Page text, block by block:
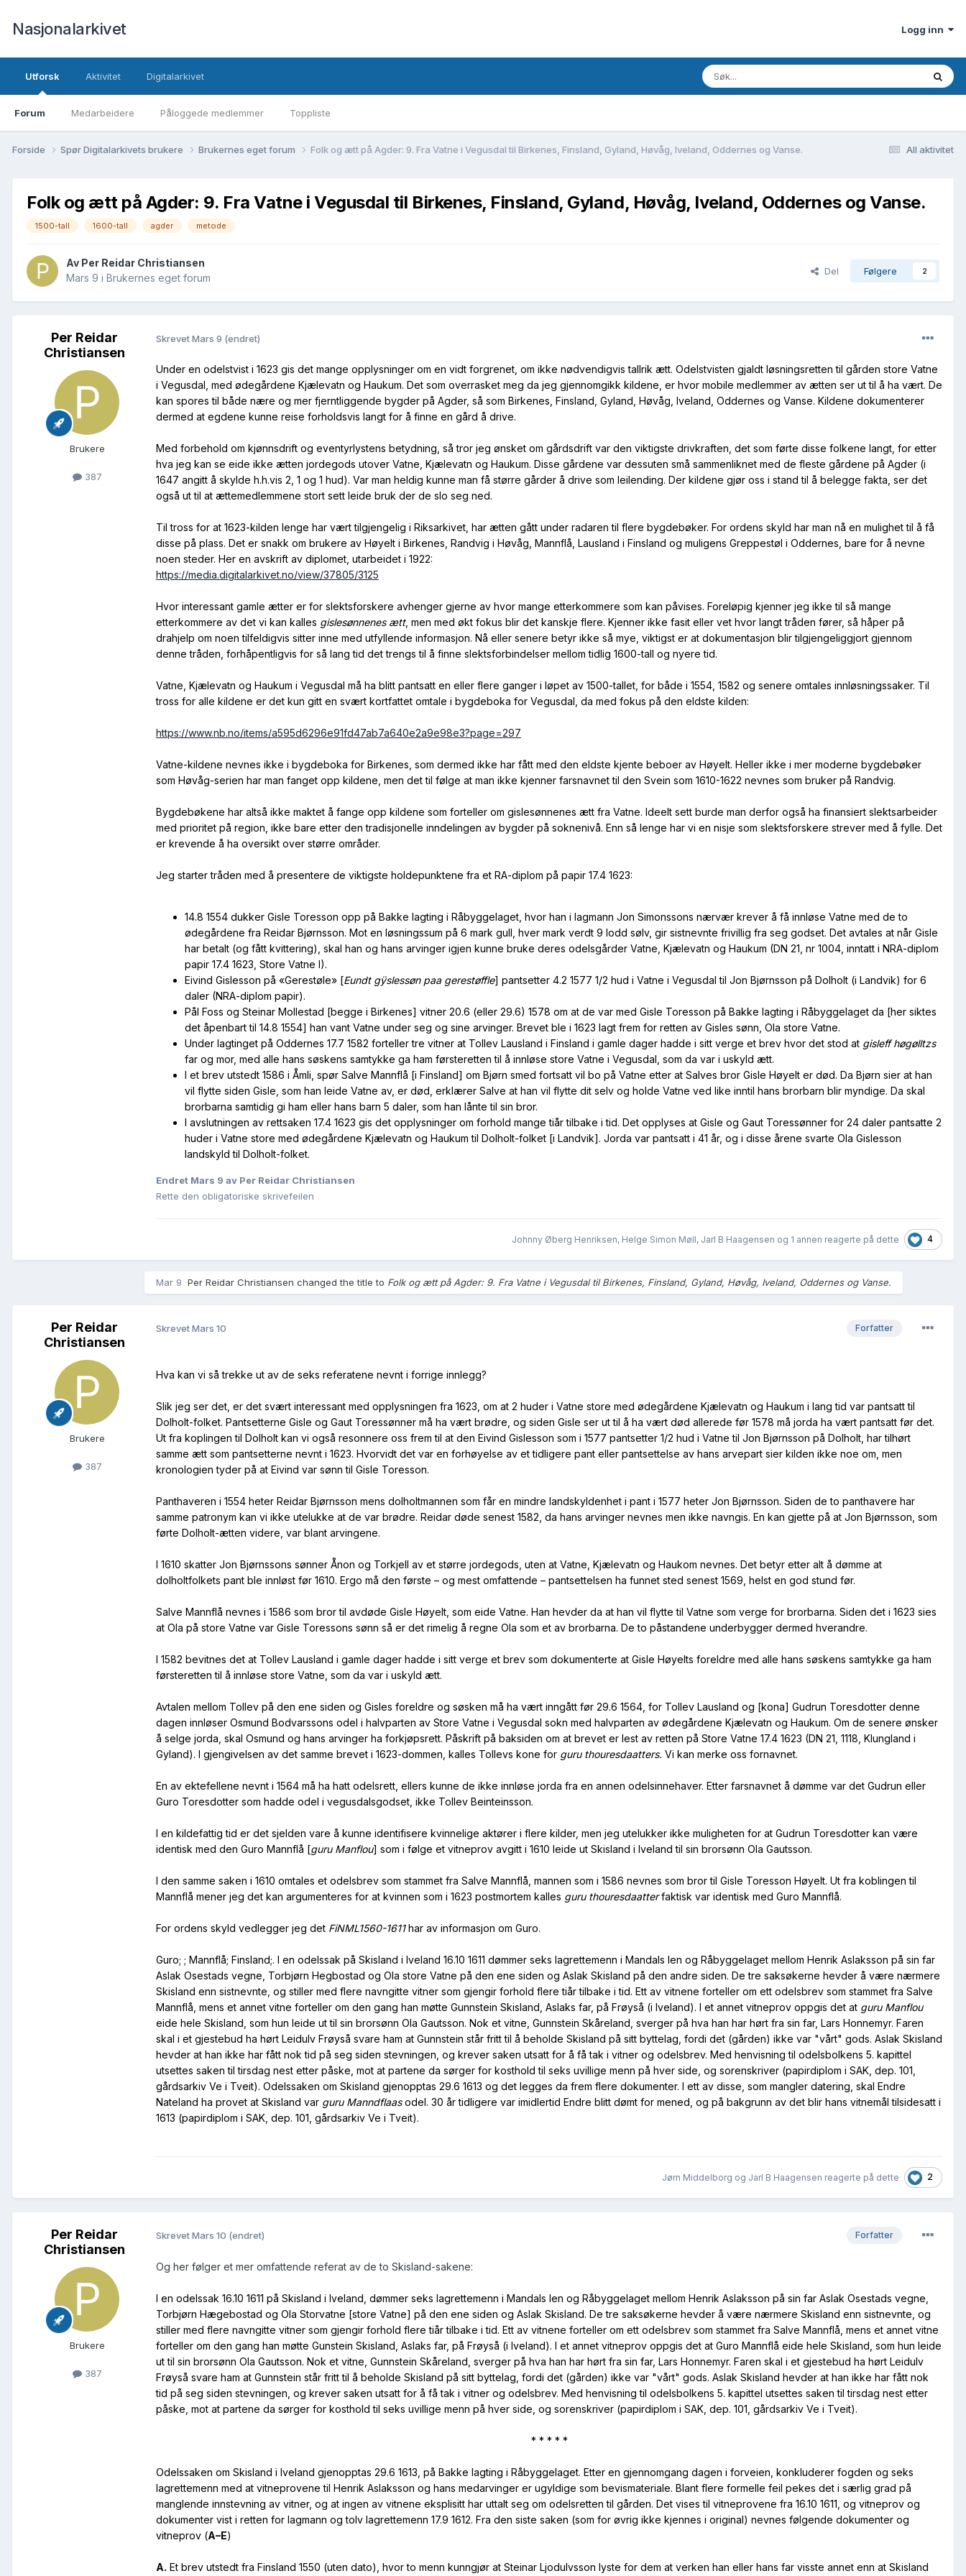
Nasjonalarkivet Logg inn
Utforsk
Forum Medarbeidere Påloggede medlemmer Toppliste
Aktivitet Digitalarkivet
All aktivitet
Forside Spør Digitalarkivets brukere Brukernes eget forum Folk og ætt på Agder: 9. Fra Vatne i Vegusdal til Birkenes, Finsland, Gyland, Høvåg, Iveland, Oddernes og Vanse.
Folk og ætt på Agder: 9. Fra Vatne i Vegusdal til Birkenes, Finsland, Gyland, Høvåg, Iveland, Oddernes og Vanse.
1500-tall 1600-tall agder metode
Av Per Reidar Christiansen
Mars 9 i Brukernes eget forum
Del Følgere 2
Per Reidar
Christiansen
Brukere
387
SkrevetMars 9 (endret)
Under en odelstvist i 1623 gis det mange opplysninger om en vidt forgrenet, om ikke nødvendigvis tallrik ætt. Odelstvisten gjaldt løsningsretten til gården store Vatne
i Vegusdal, med ødegårdene Kjælevatn og Haukum. Det som overrasket meg da jeg gjennomgikk kildene, er hvor mobile medlemmer av ætten ser ut til å ha vært. De
kan spores til både nære og mer fjerntliggende bygder på Agder, så som Birkenes, Finsland, Gyland, Høvåg, Iveland, Oddernes og Vanse. Kildene dokumenterer
dermed at egdene kunne reise forholdsvis langt for å finne en gård å drive.
Med forbehold om kjønnsdrift og eventyrlystens betydning, så tror jeg ønsket om gårdsdrift var den viktigste drivkraften, det som førte disse folkene langt, for etter
hva jeg kan se eide ikke ætten jordegods utover Vatne, Kjælevatn og Haukum. Disse gårdene var dessuten små sammenliknet med de fleste gårdene på Agder (i
1647 angitt å skylde h.h.vis 2, 1 og 1 hud). Var man heldig kunne man få større gårder å drive som leilending. Der kildene gjør oss i stand til å belegge fakta, ser det
også ut til at ættemedlemmene stort sett leide bruk der de slo seg ned.
Til tross for at 1623-kilden lenge har vært tilgjengelig i Riksarkivet, har ætten gått under radaren til flere bygdebøker. For ordens skyld har man nå en mulighet til å få
disse på plass. Det er snakk om brukere av Høyelt i Birkenes, Randvig i Høvåg, Mannflå, Lausland i Finsland og muligens Greppestøl i Oddernes, bare for å nevne
noen steder. Her en avskrift av diplomet, utarbeidet i 1922:
https://media.digitalarkivet.no/view/37805/3125
Hvor interessant gamle ætter er for slektsforskere avhenger gjerne av hvor mange etterkommere som kan påvises. Foreløpig kjenner jeg ikke til så mange
etterkommere av det vi kan kalles gislesønnenes ætt, men med økt fokus blir det kanskje flere. Kjenner ikke fasit eller vet hvor langt tråden fører, så håper på
drahjelp om noen tilfeldigvis sitter inne med utfyllende informasjon. Nå eller senere betyr ikke så mye, viktigst er at dokumentasjon blir tilgjengeliggjort gjennom
denne tråden, forhåpentligvis for så lang tid det trengs til å finne slektsforbindelser mellom tidlig 1600-tall og nyere tid.
Vatne, Kjælevatn og Haukum i Vegusdal må ha blitt pantsatt en eller flere ganger i løpet av 1500-tallet, for både i 1554, 1582 og senere omtales innløsningssaker. Til
tross for alle kildene er det kun gitt en svært kortfattet omtale i bygdeboka for Vegusdal, da med fokus på den eldste kilden:
https://www.nb.no/items/a595d6296e91fd47ab7a640e2a9e98e3?page=297
Vatne-kildene nevnes ikke i bygdeboka for Birkenes, som dermed ikke har fått med den eldste kjente beboer av Høyelt. Heller ikke i mer moderne bygdebøker
som Høvåg-serien har man fanget opp kildene, men det til følge at man ikke kjenner farsnavnet til den Svein som 1610-1622 nevnes som bruker på Randvig.
Bygdebøkene har altså ikke maktet å fange opp kildene som forteller om gislesønnenes ætt fra Vatne. Ideelt sett burde man derfor også ha finansiert slektsarbeider
med prioritet på region, ikke bare etter den tradisjonelle inndelingen av bygder på soknenivå. Enn så lenge har vi en nisje som slektsforskere strever med å fylle. Det
er krevende å ha oversikt over større områder.
Jeg starter tråden med å presentere de viktigste holdepunktene fra et RA-diplom på papir 17.4 1623:
14.8 1554 dukker Gisle Toresson opp på Bakke lagting i Råbyggelaget, hvor han i lagmann Jon Simonssons nærvær krever å få innløse Vatne med de to
ødegårdene fra Reidar Bjørnsson. Mot en løsningssum på 6 mark gull, hver mark verdt 9 lodd sølv, gir sistnevnte frivillig fra seg godset. Det avtales at når Gisle
har betalt (og fått kvittering), skal han og hans arvinger igjen kunne bruke deres odelsgårder Vatne, Kjælevatn og Haukum (DN 21, nr 1004, inntatt i NRA-diplom
papir 17.4 1623, Store Vatne I).
Eivind Gislesson på «Gerestøle» [Eundt gÿslessøn paa gerestøffle] pantsetter 4.2 1577 1/2 hud i Vatne i Vegusdal til Jon Bjørnsson på Dolholt (i Landvik) for 6
daler (NRA-diplom papir).
Pål Foss og Steinar Mollestad [begge i Birkenes] vitner 20.6 (eller 29.6) 1578 om at de var med Gisle Toresson på Bakke lagting i Råbyggelaget da [her siktes
det åpenbart til 14.8 1554] han vant Vatne under seg og sine arvinger. Brevet ble i 1623 lagt frem for retten av Gisles sønn, Ola store Vatne.
Under lagtinget på Oddernes 17.7 1582 forteller tre vitner at Tollev Lausland i Finsland i gamle dager hadde i sitt verge et brev hvor det stod at gisleff høgølltzs
far og mor, med alle hans søskens samtykke ga ham førsteretten til å innløse store Vatne i Vegusdal, som da var i uskyld ætt.
I et brev utstedt 1586 i Åmli, spør Salve Mannflå [i Finsland] om Bjørn smed fortsatt vil bo på Vatne etter at Salves bror Gisle Høyelt er død. Da Bjørn sier at han
vil flytte siden Gisle, som han leide Vatne av, er død, erklærer Salve at han vil flytte dit selv og holde Vatne ved like inntil hans brorbarn blir myndige. Da skal
brorbarna samtidig gi ham eller hans barn 5 daler, som han lånte til sin bror.
I avslutningen av rettsaken 17.4 1623 gis det opplysninger om forhold mange tiår tilbake i tid. Det opplyses at Gisle og Gaut Toressønner for 24 daler pantsatte 2
huder i Vatne store med ødegårdene Kjælevatn og Haukum til Dolholt-folket [i Landvik]. Jorda var pantsatt i 41 år, og i disse årene svarte Ola Gislesson
landskyld til Dolholt-folket.
Endret Mars 9 av Per Reidar Christiansen
Rette den obligatoriske skrivefeilen
Johnny Øberg Henriksen, Helge Simon Møll, Jarl B Haagensen og 1 annen reagerte på dette 4
Mar 9 Per Reidar Christiansen changed the title to Folk og ætt på Agder: 9. Fra Vatne i Vegusdal til Birkenes, Finsland, Gyland, Høvåg, Iveland, Oddernes og Vanse.
Per Reidar
Christiansen
Brukere
387
Forfatter
SkrevetMars 10
Hva kan vi så trekke ut av de seks referatene nevnt i forrige innlegg?
Slik jeg ser det, er det svært interessant med opplysningen fra 1623, om at 2 huder i Vatne store med ødegårdene Kjælevatn og Haukum i lang tid var pantsatt til
Dolholt-folket. Pantsetterne Gisle og Gaut Toressønner må ha vært brødre, og siden Gisle ser ut til å ha vært død allerede før 1578 må jorda ha vært pantsatt før det.
Ut fra koplingen til Dolholt kan vi også resonnere oss frem til at den Eivind Gislesson som i 1577 pantsetter 1/2 hud i Vatne til Jon Bjørnsson på Dolholt, har tilhørt
samme ætt som pantsetterne nevnt i 1623. Hvorvidt det var en forhøyelse av et tidligere pant eller pantsettelse av hans arvepart sier kilden ikke noe om, men
kronologien tyder på at Eivind var sønn til Gisle Toresson.
Panthaveren i 1554 heter Reidar Bjørnsson mens dolholtmannen som får en mindre landskyldenhet i pant i 1577 heter Jon Bjørnsson. Siden de to panthavere har
samme patronym kan vi ikke utelukke at de var brødre. Reidar døde senest 1582, da hans arvinger nevnes men ikke navngis. En kan gjette på at Jon Bjørnsson, som
førte Dolholt-ætten videre, var blant arvingene.
I 1610 skatter Jon Bjørnssons sønner Ånon og Torkjell av et større jordegods, uten at Vatne, Kjælevatn og Haukom nevnes. Det betyr etter alt å dømme at
dolholtfolkets pant ble innløst før 1610. Ergo må den første – og mest omfattende – pantsettelsen ha funnet sted senest 1569, helst en god stund før.
Salve Mannflå nevnes i 1586 som bror til avdøde Gisle Høyelt, som eide Vatne. Han hevder da at han vil flytte til Vatne som verge for brorbarna. Siden det i 1623 sies
at Ola på store Vatne var Gisle Toressons sønn så er det rimelig å regne Ola som et av brorbarna. De to påstandene underbygger dermed hverandre.
I 1582 bevitnes det at Tollev Lausland i gamle dager hadde i sitt verge et brev som dokumenterte at Gisle Høyelts foreldre med alle hans søskens samtykke ga ham
førsteretten til å innløse store Vatne, som da var i uskyld ætt.
Avtalen mellom Tollev på den ene siden og Gisles foreldre og søsken må ha vært inngått før 29.6 1564, for Tollev Lausland og [kona] Gudrun Toresdotter denne
dagen innløser Osmund Bodvarssons odel i halvparten av Store Vatne i Vegusdal sokn med halvparten av ødegårdene Kjælevatn og Haukum. Om de senere ønsker
å selge jorda, skal Osmund og hans arvinger ha forkjøpsrett. Påskrift på baksiden om at brevet er lest av retten på Store Vatne 17.4 1623 (DN 21, 1118, Klungland i
Gyland). I gjengivelsen av det samme brevet i 1623-dommen, kalles Tollevs kone for guru thouresdaatters. Vi kan merke oss fornavnet.
En av ektefellene nevnt i 1564 må ha hatt odelsrett, ellers kunne de ikke innløse jorda fra en annen odelsinnehaver. Etter farsnavnet å dømme var det Gudrun eller
Guro Toresdotter som hadde odel i vegusdalsgodset, ikke Tollev Beinteinsson.
I en kildefattig tid er det sjelden vare å kunne identifisere kvinnelige aktører i flere kilder, men jeg utelukker ikke muligheten for at Gudrun Toresdotter kan være
identisk med den Guro Mannflå [guru Manflou] som i følge et vitneprov avgitt i 1610 leide ut Skisland i Iveland til sin brorsønn Ola Gautsson.
I den samme saken i 1610 omtales et odelsbrev som stammet fra Salve Mannflå, mannen som i 1586 nevnes som bror til Gisle Toresson Høyelt. Ut fra koblingen til
Mannflå mener jeg det kan argumenteres for at kvinnen som i 1623 postmortem kalles guru thouresdaatterfaktisk var identisk med Guro Mannflå.
For ordens skyld vedlegger jeg det FiNML1560-1611har av informasjon om Guro.
Guro; ; Mannflå; Finsland;. I en odelssak på Skisland i Iveland 16.10 1611 dømmer seks lagrettemenn i Mandals len og Råbyggelaget mellom Henrik Aslaksson på sin far
Aslak Osestads vegne, Torbjørn Hegbostad og Ola store Vatne på den ene siden og Aslak Skisland på den andre siden. De tre saksøkerne hevder å være nærmere
Skisland enn sistnevnte, og stiller med flere navngitte vitner som gjengir forhold flere tiår tilbake i tid. Ett av vitnene forteller om ett odelsbrev som stammet fra Salve
Mannflå, mens et annet vitne forteller om den gang han møtte Gunnstein Skisland, Aslaks far, på Frøyså (i Iveland). I et annet vitneprov oppgis det at guru Manflou
eide hele Skisland, som hun leide ut til sin brorsønn Ola Gautsson. Nok et vitne, Gunnstein Skåreland, sverger på hva han har hørt fra sin far, Lars Honnemyr. Faren
skal i et gjestebud ha hørt Leidulv Frøyså svare ham at Gunnstein står fritt til å beholde Skisland på sitt byttelag, fordi det (gården) ikke var "vårt" gods. Aslak Skisland
hevder at han ikke har fått nok tid på seg siden stevningen, og krever saken utsatt for å få tak i vitner og odelsbrev. Med henvisning til odelsbolkens 5. kapittel
utsettes saken til tirsdag nest etter påske, mot at partene da sørger for kosthold til seks uvillige menn på hver side, og sorenskriver (papirdiplom i SAK, dep. 101,
gårdsarkiv Ve i Tveit). Odelssaken om Skisland gjenopptas 29.6 1613 og det legges da frem flere dokumenter. I ett av disse, som mangler datering, skal Endre
Nateland ha provet at Skisland var guru Manndflaasodel. 30 år tidligere var imidlertid Endre blitt dømt for mened, og på bakgrunn av det blir hans vitnemål tilsidesatt i
1613 (papirdiplom i SAK, dep. 101, gårdsarkiv Ve i Tveit).
Jørn Middelborg og Jarl B Haagensen reagerte på dette 2
Per Reidar
Christiansen
Brukere
387
Forfatter
SkrevetMars 10 (endret)
Og her følger et mer omfattende referat av de to Skisland-sakene:
I en odelssak 16.10 1611 på Skisland i Iveland, dømmer seks lagrettemenn i Mandals len og Råbyggelaget mellom Henrik Aslaksson på sin far Aslak Osestads vegne,
Torbjørn Hægebostad og Ola Storvatne [store Vatne] på den ene siden og Aslak Skisland. De tre saksøkerne hevder å være nærmere Skisland enn sistnevnte, og
stiller med flere navngitte vitner som gjengir forhold flere tiår tilbake i tid. Ett av vitnene forteller om ett odelsbrev som stammet fra Salve Mannflå, mens et annet vitne
forteller om den gang han møtte Gunstein Skisland, Aslaks far, på Frøyså (i Iveland). I et annet vitneprov oppgis det at Guro Mannflå eide hele Skisland, som hun leide
ut til sin brorsønn Ola Gautsson. Nok et vitne, Gunnstein Skåreland, sverger på hva han har hørt fra sin far, Lars Honnemyr. Faren skal i et gjestebud ha hørt Leidulv
Frøyså svare ham at Gunnstein står fritt til å beholde Skisland på sitt byttelag, fordi det (gården) ikke var "vårt" gods. Aslak Skisland hevder at han ikke har fått nok
tid på seg siden stevningen, og krever saken utsatt for å få tak i vitner og odelsbrev. Med henvisning til odelsbolkens 5. kapittel utsettes saken til tirsdag nest etter
påske, mot at partene da sørger for kosthold til seks uvillige menn på hver side, og sorenskriver (papirdiplom i SAK, dep. 101, gårdsarkiv Ve i Tveit).
* * * * *
Odelssaken om Skisland i Iveland gjenopptas 29.6 1613, på Bakke lagting i Råbyggelaget. Etter en gjennomgang dagen i forveien, konkluderer fogden og seks
lagrettemenn med at vitneprovene til Henrik Aslaksson og hans medarvinger er ugyldige som bevismateriale. Blant flere formelle feil pekes det i særlig grad på
manglende innstevning av vitner, og at ingen av vitnene eksplisitt har uttalt seg om odelsretten til gården. Det vises til vitneprovene fra 16.10 1611, og vitneprov og
dokumenter vist i retten for lagmann og tolv lagrettemenn 17.9 1612. Fra den siste saken (som for øvrig ikke kjennes i original) nevnes følgende dokumenter og
vitneprov (A–E)
A. Et brev utstedt fra Finsland 1550 (uten dato), hvor to menn kunngjør at Steinar Ljodulvsson lyste for dem at verken han eller hans far visste annet enn at Skisland